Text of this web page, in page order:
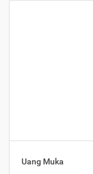
Uang Muka